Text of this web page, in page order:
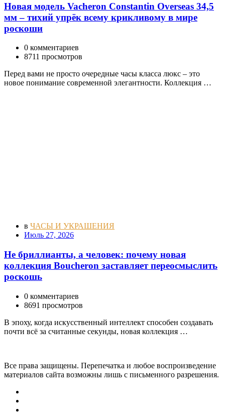
Новая модель Vacheron Constantin Overseas 34,5
мм – тихий упрёк всему крикливому в мире
роскоши
0 комментариев
8711 просмотров
Перед вами не просто очередные часы класса люкс – это
новое понимание современной элегантности. Коллекция …
в ЧАСЫ И УКРАШЕНИЯ
Июль 27, 2026
Не бриллианты, а человек: почему новая
коллекция Boucheron заставляет переосмыслить
роскошь
0 комментариев
8691 просмотров
В эпоху, когда искусственный интеллект способен создавать
почти всё за считанные секунды, новая коллекция …
Все права защищены. Перепечатка и любое воспроизведение
материалов сайта возможны лишь с письменного разрешения.